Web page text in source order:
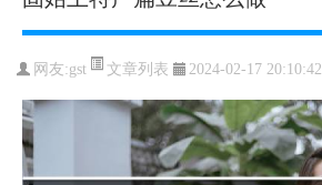
网友:gst 文章列表 2024-02-17 20:10:42